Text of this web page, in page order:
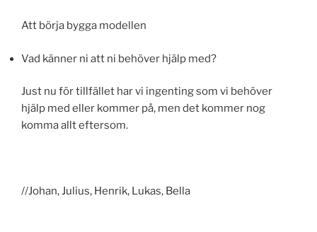
Att börja bygga modellen
Vad känner ni att ni behöver hjälp med?
Just nu för tillfället har vi ingenting som vi behöver
hjälp med eller kommer på, men det kommer nog
komma allt eftersom.
//Johan, Julius, Henrik, Lukas, Bella